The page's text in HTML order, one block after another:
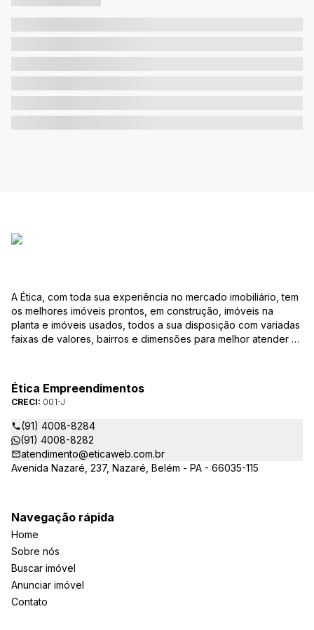
A Ética, com toda sua experiência no mercado imobiliário, tem
os melhores imóveis prontos, em construção, imóveis na
planta e imóveis usados, todos a sua disposição com variadas
faixas de valores, bairros e dimensões para melhor atender as
sempre prontos para responder-lhe todas as suas dúvidas
sobre casas, apartamentos, terrenos, salas comerciais e
outros produtos imobiliários.
Ética Empreendimentos
CRECI: 001-J
(91) 4008-8284
(91) 4008-8282
atendimento@eticaweb.com.br
Avenida Nazaré, 237, Nazaré, Belém - PA - 66035-115
Navegação rápida
Home
Sobre nós
Buscar imóvel
Anunciar imóvel
Contato